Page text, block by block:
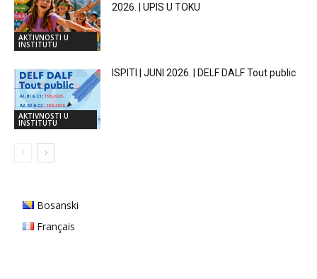
AKTIVNOSTI U
INSTITUTU
2026. | UPIS U TOKU
AKTIVNOSTI U
INSTITUTU
ISPITI | JUNI 2026. | DELF DALF Tout public
Bosanski
Français